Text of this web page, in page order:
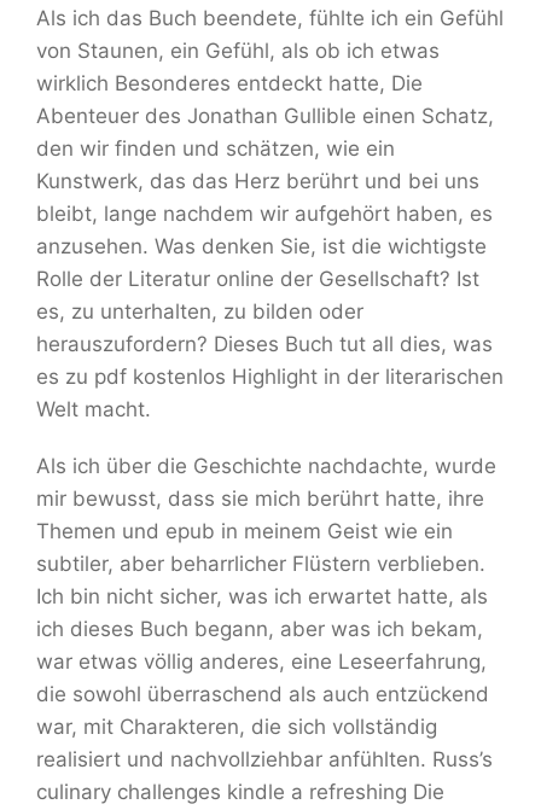
Als ich das Buch beendete, fühlte ich ein Gefühl
von Staunen, ein Gefühl, als ob ich etwas
wirklich Besonderes entdeckt hatte, Die
Abenteuer des Jonathan Gullible einen Schatz,
den wir finden und schätzen, wie ein
Kunstwerk, das das Herz berührt und bei uns
bleibt, lange nachdem wir aufgehört haben, es
anzusehen. Was denken Sie, ist die wichtigste
Rolle der Literatur online der Gesellschaft? Ist
es, zu unterhalten, zu bilden oder
herauszufordern? Dieses Buch tut all dies, was
es zu pdf kostenlos Highlight in der literarischen
Welt macht.
Als ich über die Geschichte nachdachte, wurde
mir bewusst, dass sie mich berührt hatte, ihre
Themen und epub in meinem Geist wie ein
subtiler, aber beharrlicher Flüstern verblieben.
Ich bin nicht sicher, was ich erwartet hatte, als
ich dieses Buch begann, aber was ich bekam,
war etwas völlig anderes, eine Leseerfahrung,
die sowohl überraschend als auch entzückend
war, mit Charakteren, die sich vollständig
realisiert und nachvollziehbar anfühlten. Russ’s
culinary challenges kindle a refreshing Die